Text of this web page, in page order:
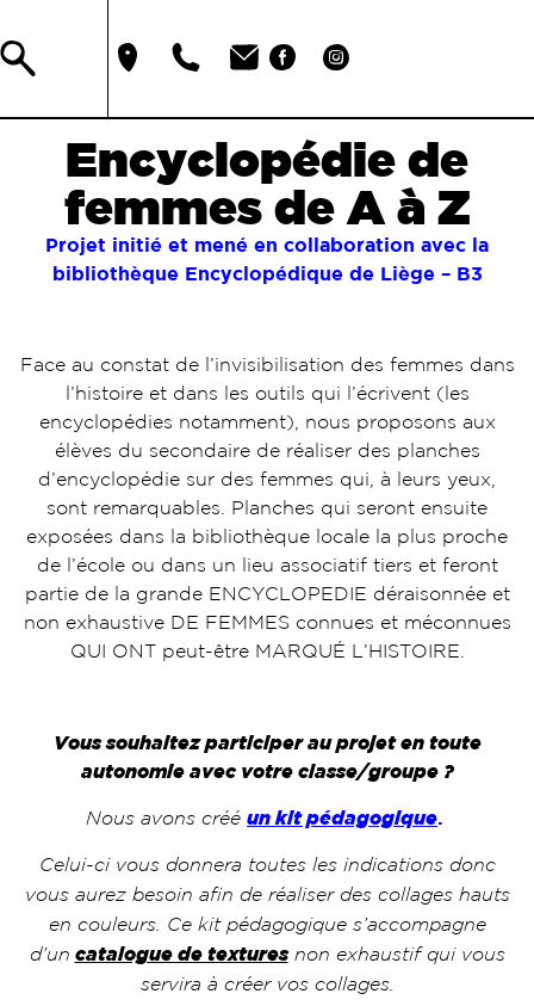
Encyclopédie de
femmes de A à Z
Projet initié et mené en collaboration avec la
bibliothèque Encyclopédique de Liège – B3
Face au constat de l’invisibilisation des femmes dans
l’histoire et dans les outils qui l’écrivent (les
encyclopédies notamment), nous proposons aux
élèves du secondaire de réaliser des planches
d’encyclopédie sur des femmes qui, à leurs yeux,
sont remarquables. Planches qui seront ensuite
exposées dans la bibliothèque locale la plus proche
de l’école ou dans un lieu associatif tiers et feront
partie de la grande ENCYCLOPEDIE déraisonnée et
non exhaustive DE FEMMES connues et méconnues
QUI ONT peut-être MARQUÉ L’HISTOIRE.
Vous souhaitez participer au projet en toute
autonomie avec votre classe/groupe ?
Nous avons créé un kit pédagogique
Celui-ci vous donnera toutes les indications donc
vous aurez besoin afin de réaliser des collages hauts
en couleurs. Ce kit pédagogique s’accompagne
d’un catalogue de texturesnon exhaustif qui vous
servira à créer vos collages.